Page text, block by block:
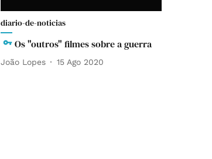
diario-de-noticias
Os "outros" filmes sobre a guerra
João Lopes 15 Ago 2020